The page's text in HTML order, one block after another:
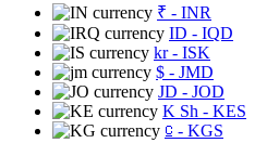
₹ - INR
ID - IQD
kr- ISK
$ - JMD
JD - JOD
K Sh - KES
⃀ - KGS